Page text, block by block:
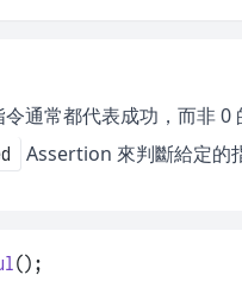
通常都代表成功，而非 0
Assertion 來判斷給定的
();